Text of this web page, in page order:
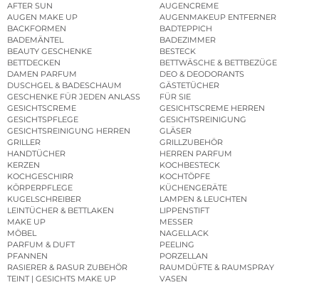
AFTER SUN
AUGENCREME
AUGEN MAKE UP
AUGENMAKEUP ENTFERNER
BACKFORMEN
BADTEPPICH
BADEMÄNTEL
BADEZIMMER
BEAUTY GESCHENKE
BESTECK
BETTDECKEN
BETTWÄSCHE & BETTBEZÜGE
DAMEN PARFUM
DEO & DEODORANTS
DUSCHGEL & BADESCHAUM
GÄSTETÜCHER
GESCHENKE FÜR JEDEN ANLASS
FÜR SIE
GESICHTSCREME
GESICHTSCREME HERREN
GESICHTSPFLEGE
GESICHTSREINIGUNG
GESICHTSREINIGUNG HERREN
GLÄSER
GRILLER
GRILLZUBEHÖR
HANDTÜCHER
HERREN PARFUM
KERZEN
KOCHBESTECK
KOCHGESCHIRR
KOCHTÖPFE
KÖRPERPFLEGE
KÜCHENGERÄTE
KUGELSCHREIBER
LAMPEN & LEUCHTEN
LEINTÜCHER & BETTLAKEN
LIPPENSTIFT
MAKE UP
MESSER
MÖBEL
NAGELLACK
PARFUM & DUFT
PEELING
PFANNEN
PORZELLAN
RASIERER & RASUR ZUBEHÖR
RAUMDÜFTE & RAUMSPRAY
TEINT | GESICHTS MAKE UP
VASEN